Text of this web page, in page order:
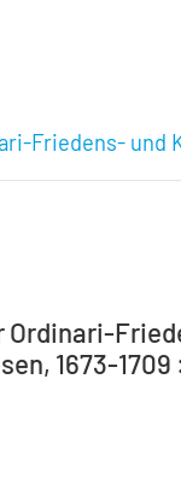
Friedens- und
1673-1709